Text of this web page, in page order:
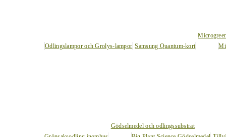
Odlingslampor och Grolys-lampor Samsung Quantum-kort
Gödselmedel och odlingssubstrat